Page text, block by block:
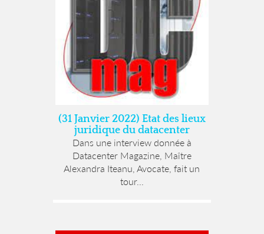
(31 Janvier 2022) Etat des lieux
juridique du datacenter
Dans une interview donnée à
Datacenter Magazine, Maître
Alexandra Iteanu, Avocate, fait un
tour...